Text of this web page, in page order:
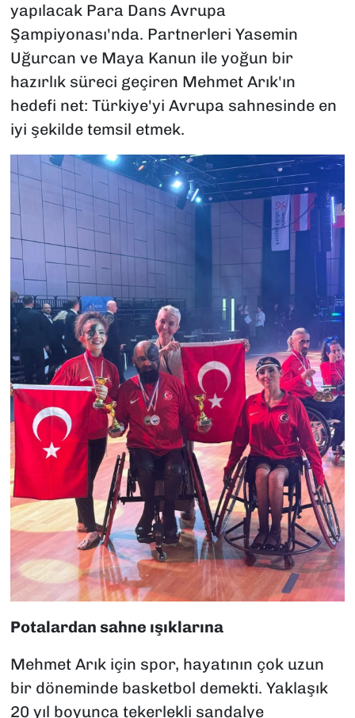
yapılacak Para Dans Avrupa
Şampiyonası'nda. Partnerleri Yasemin
Uğurcan ve Maya Kanun ile yoğun bir
hazırlık süreci geçiren Mehmet Arık'ın
hedefi net: Türkiye'yi Avrupa sahnesinde en
iyi şekilde temsil etmek.
Potalardan sahne ışıklarına
Mehmet Arık için spor, hayatının çok uzun
bir döneminde basketbol demekti. Yaklaşık
20 yıl boyunca tekerlekli sandalye